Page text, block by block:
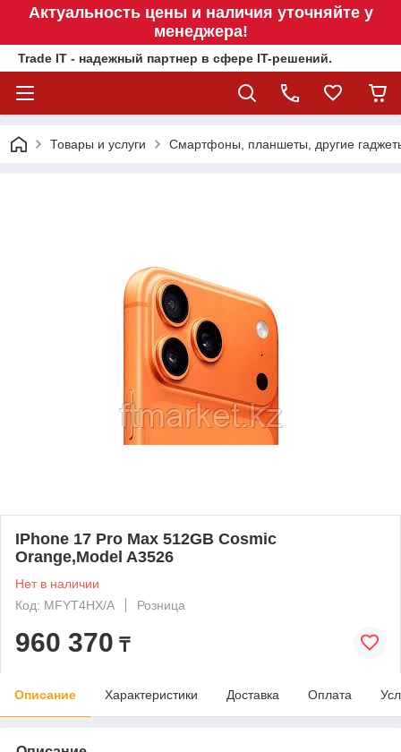
Актуальность цены и наличия уточняйте у
менеджера!
Trade IT - надежный партнер в сфере IT-решений.
Товары и услуги Смартфоны, планшеты, другие
IPhone 17 Pro Max 512GB Cosmic
Orange,Model A3526
Нет в наличии
Код: MFYT4HX/A
Розница
960 370 ₸
Описание Характеристики Доставка Оплата